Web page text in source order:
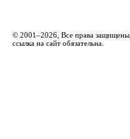
© 2001–2026, Все права защищены,
ссылка на сайт обязательна.